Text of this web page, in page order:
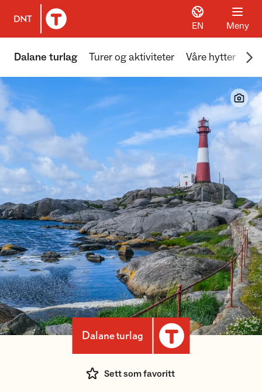
Til DNT.no forside
EN Meny
Dalane turlag Turer og aktiviteter Våre hytter
Dalane turlag
Sett som favoritt